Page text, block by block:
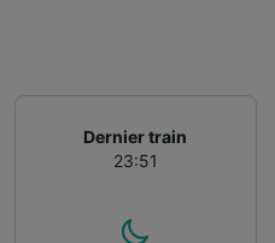
Dernier train
23:51